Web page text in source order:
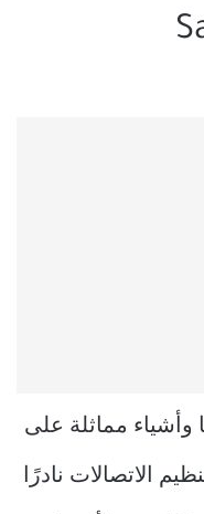
وأشياء مماثلة على
الاتصالات نادرًا